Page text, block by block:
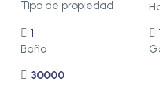
Tipo de propiedad
1
Baño
30000